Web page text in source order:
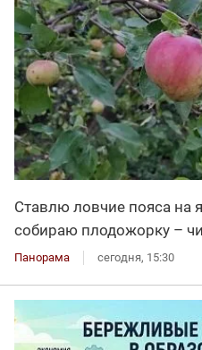
Ставлю ловчие пояса на
собираю плодожорку –
Панорама сегодня, 15:30